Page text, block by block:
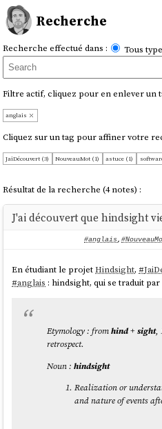
Recherche
Recherche effectué dans : Tous
Filtre actif, cliquez pour en enlever un
anglais
Cliquez sur un tag pour affiner votre
JaiDécouvert (3) NouveauMot (1) astuce (1)
Résultat de la recherche (4 notes) :
J'ai découvert que hindsight
#anglais,
En étudiant le projetHindsight, #
#anglais : hindsight, qui se traduit
Etymology : fromhind+‎ sight,
retrospect.
Noun : hindsight
Realization or
and nature of events